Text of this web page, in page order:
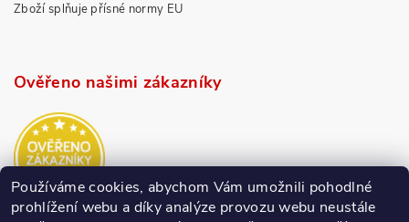
Zboží splňuje přísné normy EU
Ověřeno našimi zákazníky
Používáme cookies, abychom Vám umožnili pohodlné
prohlížení webu a díky analýze provozu webu neustále